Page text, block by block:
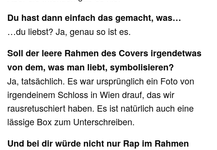
Du hast dann einfach das gemacht, was…
…du liebst? Ja, genau so ist es.
Soll der leere Rahmen des Covers irgendetwas
von dem, was man liebt, symbolisieren?
Ja, tatsächlich. Es war ursprünglich ein Foto von
irgendeinem Schloss in Wien drauf, das wir
rausretuschiert haben. Es ist natürlich auch eine
lässige Box zum Unterschreiben.
Und bei dir würde nicht nur Rap im Rahmen